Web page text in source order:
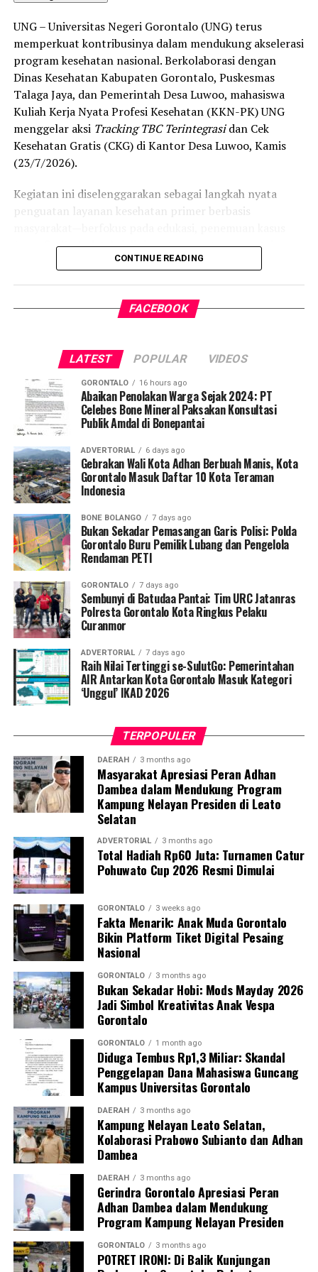
tertinggi di kawasan SulutGo sebagaimana dipaparkan
dalam Rakorwil TPAKD,” ungkap Wawali Indra Gobel
usai kegiatan.
Indra menambahkan, skor IKAD ini membuktikan bahwa
tingkat keterjangkauan, pemanfaatan, serta inklusivitas
layanan keuangan bagi masyarakat di Kota Gorontalo
berada di posisi terdepan.
menjadi indikator kuat atas keberhasilan pemerintah
daerah dalam mendorong masyarakat agar makin
fasilitas jasa keuangan yang berkelanjutan.
UNG – Universitas Negeri Gorontalo (UNG) terus
memperkuat kontribusinya dalam mendukung akselerasi
program kesehatan nasional. Berkolaborasi dengan
Dinas Kesehatan Kabupaten Gorontalo, Puskesmas
Talaga Jaya, dan Pemerintah Desa Luwoo, mahasiswa
Kuliah Kerja Nyata Profesi Kesehatan (KKN-PK) UNG
menggelar aksi Tracking TBC Terintegrasidan Cek
Kesehatan Gratis (CKG) di Kantor Desa Luwoo, Kamis
(23/7/2026).
Kegiatan ini diselenggarakan sebagai langkah nyata
penguatan layanan kesehatan primer berbasis
case finding), deteksi dini, serta pemutusan rantai
penularan tuberkulosis (TBC) yang masih menjadi salah
Pelaksanaan program ini didampingi secara langsung
M.Kes., dr. Siti Rakhmatia P. Th. Kum, M.Biomed., Ns. Nur
Ayun R. Yusuf, S.Kep., M.Kep., dan Ns. Sartika, S.Kep.,
M.Kep. Pendampingan akademis ini memastikan seluruh
alur intervensi medis dan edukasi berjalan sesuai standar
prosedur operasional.
Koordinator Desa KKN-PK UNG Desa Luwoo, Taufik
Mohamad Nur, menyampaikan bahwa selain mengawal
teknis pelayanan medis, mahasiswa bertindak sebagai
edukator kesehatan masyarakat.
Penyuluhan difokuskan pada pemahaman mekanisme
penularan, pengenalan gejala awal, pentingnya
hingga tuntas, serta pengikisan stigma negatif terhadap
penyintas TBC di lingkungan warga.
“Literasi kesehatan warga adalah fondasi utama dalam
memutus rantai penularan TBC. Kami berupaya
menyampaikan edukasi yang persuasif dan mudah
dipahami agar warga tidak ragu melakukan pemeriksaan
apabila mengalami gejala batuk berkepanjangan,”
Selain skrining TBC, mahasiswa turut mendampingi
nakes Puskesmas Talaga Jaya dalam memberikan
pelayanan Cek Kesehatan Gratis (CKG), meliputi
pengukuran tekanan darah, cek kadar gula darah, dan
penapisan faktor risiko penyakit tidak menular (PTM)
sebagai upaya promotif-preventif.
Perwakilan DPL KKN-PK, Dr. dr. Vivien Novarina A.
Kasim, M.Kes., menegaskan bahwa keterlibatan
mahasiswa merupakan bentuk perwujudan Tri Dharma
Perguruan Tinggi dalam mengawal transformasi
layanan kesehatan primer.
“Kehadiran mahasiswa mempercepat jangkauan skema
active case findingTBC yang dicanangkan pemerintah.
Sinergi multisektor antara perguruan tinggi, dinas
kesehatan, puskesmas, dan pemerintah desa seperti
inilah yang menjadi kunci sukses pembentukan
masyarakat sadar sehat,” jelas Dr. Vivien.
Masyarakat Desa Luwoo menyambut antusias agenda
terpadu ini. Ratusan warga memanfaatkan layanan
pemeriksaan kesehatan gratis sekaligus berkonsultasi
mengenai pola hidup bersih dan sehat (PHBS)
pencegahan tuberkulosis.
CONTINUE READING
FACEBOOK
LATEST POPULAR VIDEOS
GORONTALO 16 hours ago
Abaikan Penolakan Warga Sejak 2024: PT
Celebes Bone Mineral Paksakan Konsultasi
Publik Amdal di Bonepantai
ADVERTORIAL 6 days ago
Gebrakan Wali Kota Adhan Berbuah Manis, Kota
Gorontalo Masuk Daftar 10 Kota Teraman
Indonesia
BONE BOLANGO 7 days ago
Bukan Sekadar Pemasangan Garis Polisi: Polda
Gorontalo Buru Pemilik Lubang dan Pengelola
Rendaman PETI
GORONTALO 7 days ago
Sembunyi di Batudaa Pantai: Tim URC Jatanras
Polresta Gorontalo Kota Ringkus Pelaku
Curanmor
ADVERTORIAL 7 days ago
Raih Nilai Tertinggi se-SulutGo: Pemerintahan
AIR Antarkan Kota Gorontalo Masuk Kategori
‘Unggul’ IKAD 2026
TERPOPULER
DAERAH 3 months ago
Masyarakat Apresiasi Peran Adhan
Dambea dalam Mendukung Program
Kampung Nelayan Presiden di Leato
Selatan
ADVERTORIAL 3 months ago
Total Hadiah Rp60 Juta: Turnamen Catur
Pohuwato Cup 2026 Resmi Dimulai
GORONTALO 3 weeks ago
Fakta Menarik: Anak Muda Gorontalo
Bikin Platform Tiket Digital Pesaing
Nasional
GORONTALO 3 months ago
Bukan Sekadar Hobi: Mods Mayday 2026
Jadi Simbol Kreativitas Anak Vespa
Gorontalo
GORONTALO 1 month ago
Diduga Tembus Rp1,3 Miliar: Skandal
Penggelapan Dana Mahasiswa Guncang
Kampus Universitas Gorontalo
DAERAH 3 months ago
Kampung Nelayan Leato Selatan,
Kolaborasi Prabowo Subianto dan Adhan
Dambea
DAERAH 3 months ago
Gerindra Gorontalo Apresiasi Peran
Adhan Dambea dalam Mendukung
Program Kampung Nelayan Presiden
GORONTALO 3 months ago
POTRET IRONI: Di Balik Kunjungan